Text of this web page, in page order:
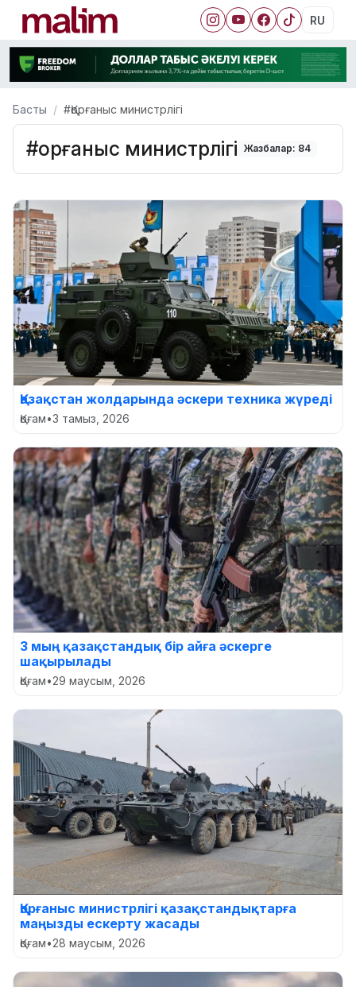
RU
Басты #Қорғаныс министрлігі
#Қорғаныс министрлігі Жазбалар: 84
Қазақстан жолдарында әскери техника жүреді
Қоғам•3 тамыз, 2026
3 мың қазақстандық бір айға әскерге
шақырылады
Қоғам•29 маусым, 2026
Қорғаныс министрлігі қазақстандықтарға
маңызды ескерту жасады
Қоғам•28 маусым, 2026